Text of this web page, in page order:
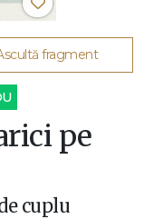
fragment
pe
cuplu